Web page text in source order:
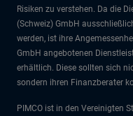
Risiken zu verstehen. Da die
(Schweiz) GmbH
werden, ist ihre
GmbH angebotenen
erhältlich. Diese sollten sich
sondern ihren Finanzberater
PIMCO ist in den Vereinigten